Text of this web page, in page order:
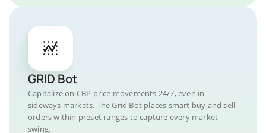
GRID Bot
Capitalize on CBP price movements 24/7, even in
sideways markets. The Grid Bot places smart buy and sell
orders within preset ranges to capture every market
swing.